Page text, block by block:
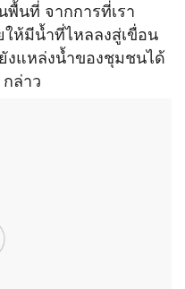
นที่ จากการที่เรา
ห้มีน้ำที่ไหลลงสู่เขื่อน
งแหล่งน้ำของชุมชนได้
ล่าว